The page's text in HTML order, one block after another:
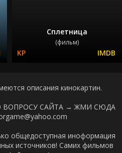
Сплетница
(фильм)
описания кинокартин.
ВОПРОСУ САЙТА → ЖМИ СЮДА
общедоступная иноформация
источников! Самих фильмов